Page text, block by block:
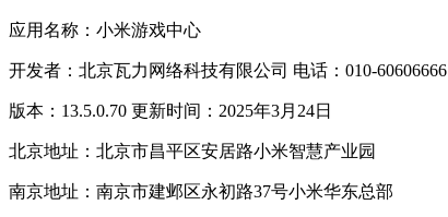
应用名称：小米游戏中心
开发者：北京瓦力网络科技有限公司 电话：010-60606666
版本：13.5.0.70 更新时间：2025年3月24日
北京地址：北京市昌平区安居路小米智慧产业园
南京地址：南京市建邺区永初路37号小米华东总部